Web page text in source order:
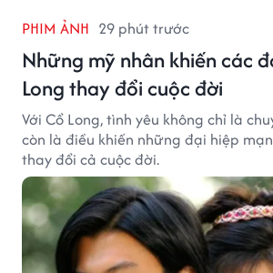
PHIM ẢNH 29 phút trước
Những mỹ nhân khiến các
Long thay đổi cuộc đời
Với Cổ Long, tình yêu không chỉ là
còn là điều khiến những đại hiệp
thay đổi cả cuộc đời.